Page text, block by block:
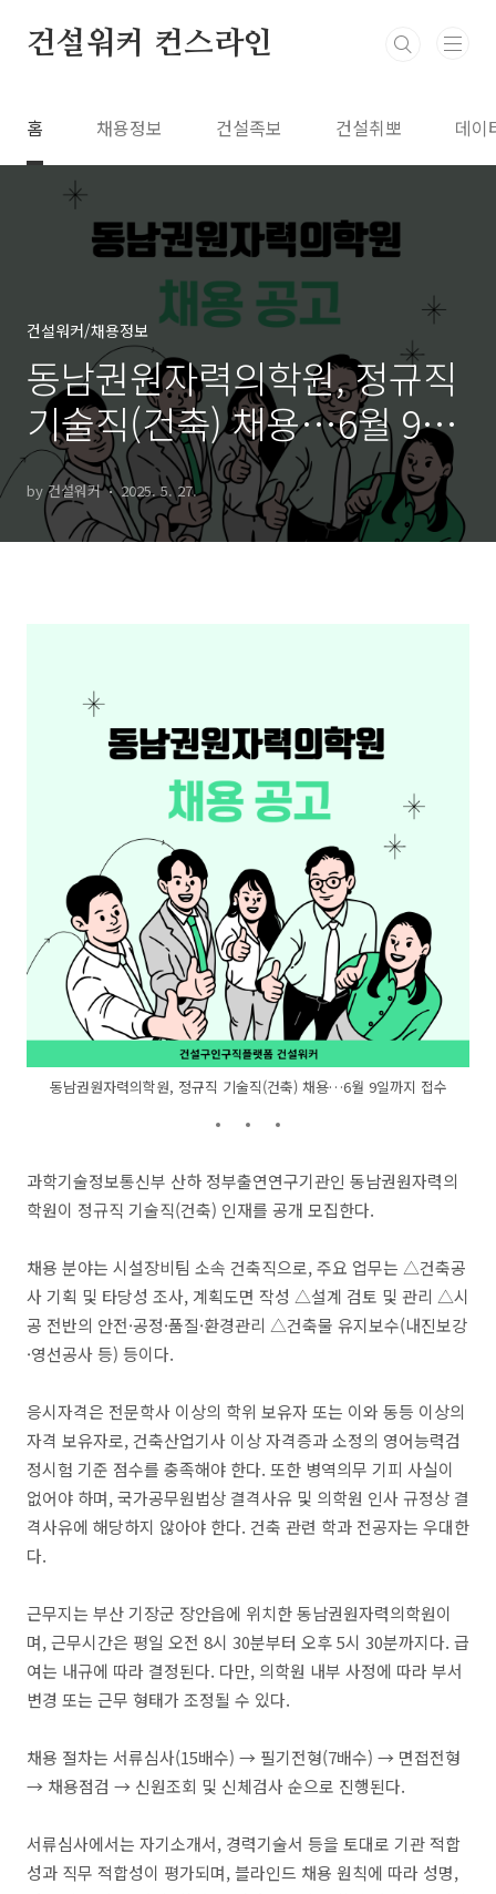
건설워커 컨스라인
홈 채용정보 건설족보 건설취뽀 데이
건설워커/채용정보
동남권원자력의학원, 정규직
기술직(건축) 채용…6월 9일
까지 접수
by 건설워커 2025. 5. 27.
동남권원자력의학원, 정규직 기술직(건축) 채용…6월 9일까지 접수
과학기술정보통신부 산하 정부출연연구기관인 동남권원자력의
학원이 정규직 기술직(건축) 인재를 공개 모집한다.
채용 분야는 시설장비팀 소속 건축직으로, 주요 업무는 △건축공
사 기획 및 타당성 조사, 계획도면 작성 △설계 검토 및 관리 △시
공 전반의 안전·공정·품질·환경관리 △건축물 유지보수(내진보강
·영선공사 등) 등이다.
응시자격은 전문학사 이상의 학위 보유자 또는 이와 동등 이상의
자격 보유자로, 건축산업기사 이상 자격증과 소정의 영어능력검
정시험 기준 점수를 충족해야 한다. 또한 병역의무 기피 사실이
없어야 하며, 국가공무원법상 결격사유 및 의학원 인사 규정상 결
격사유에 해당하지 않아야 한다. 건축 관련 학과 전공자는 우대한
다.
근무지는 부산 기장군 장안읍에 위치한 동남권원자력의학원이
며, 근무시간은 평일 오전 8시 30분부터 오후 5시 30분까지다. 급
여는 내규에 따라 결정된다. 다만, 의학원 내부 사정에 따라 부서
변경 또는 근무 형태가 조정될 수 있다.
채용 절차는 서류심사(15배수) → 필기전형(7배수) → 면접전형
→ 채용점검 → 신원조회 및 신체검사 순으로 진행된다.
서류심사에서는 자기소개서, 경력기술서 등을 토대로 기관 적합
성과 직무 적합성이 평가되며, 블라인드 채용 원칙에 따라 성명,